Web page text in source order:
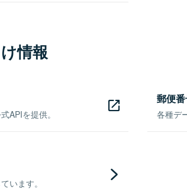
情報
APIを提供。
郵便
各種デ
います。